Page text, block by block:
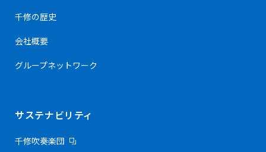
千修の歴史
会社概要
グループネットワーク
サステナビリティ
千修吹奏楽団